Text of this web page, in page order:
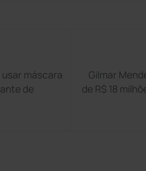
máscara
de
Gilmar
de R$ 18